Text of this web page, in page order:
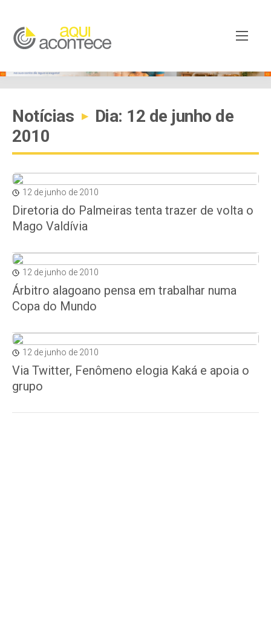
Notícias ▸
Dia: 12 de junho de
2010
12 de junho de 2010
Diretoria do Palmeiras tenta trazer de volta o
Mago Valdívia
12 de junho de 2010
Árbitro alagoano pensa em trabalhar numa
Copa do Mundo
12 de junho de 2010
Via Twitter, Fenômeno elogia Kaká e apoia o
grupo